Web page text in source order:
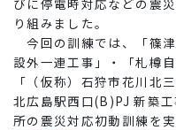
り組みました。
今回の訓練では、「篠
設外一連工事」・「札樽
「（仮称）石狩市花川北
北広島駅西口(B)PJ 新築
所の震災対応初動訓練を